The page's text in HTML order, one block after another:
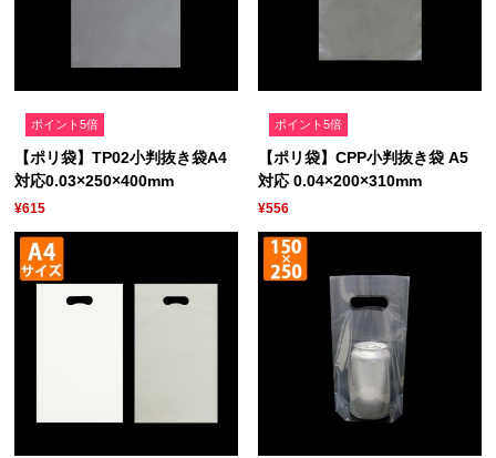
ポイント5倍
【ポリ袋】TP02小判抜き袋A4
対応0.03×250×400mm
¥615
ポイント5倍
【ポリ袋】CPP小判抜き袋 A5
対応 0.04×200×310mm
¥556